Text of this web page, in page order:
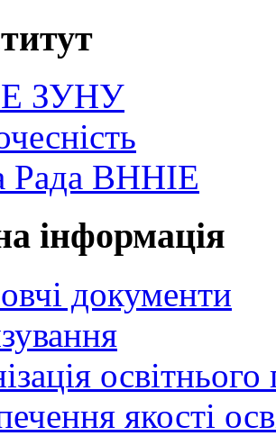
ЗУНУ
Рада ВННІЕ
інформація
документи
якості